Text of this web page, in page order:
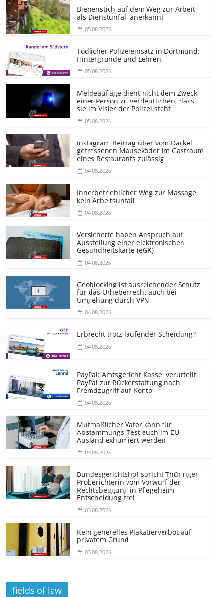
Bienenstich auf dem Weg zur Arbeit
als Dienstunfall anerkannt
05.08.2026
Tödlicher Polizeieinsatz in Dortmund:
Hintergründe und Lehren
05.08.2026
Meldeauflage dient nicht dem Zweck
einer Person zu verdeutlichen, dass
sie im Visier der Polizei steht
05.08.2026
Instagram-Beitrag über vom Dackel
gefressenen Mäuseköder im Gastraum
eines Restaurants zulässig
04.08.2026
Innerbetrieblicher Weg zur Massage
kein Arbeitsunfall
04.08.2026
Versicherte haben Anspruch auf
Ausstellung einer elektronischen
Gesundheitskarte (eGK)
04.08.2026
Geoblocking ist ausreichender Schutz
für das Urheberrecht auch bei
Umgehung durch VPN
04.08.2026
Erbrecht trotz laufender Scheidung?
04.08.2026
PayPal: Amtsgericht Kassel verurteilt
PayPal zur Rückerstattung nach
Fremdzugriff auf Konto
04.08.2026
Mutmaßlicher Vater kann für
Abstammungs-Test auch im EU-
Ausland exhumiert werden
03.08.2026
Bundesgerichtshof spricht Thüringer
Proberichterin vom Vorwurf der
Rechtsbeugung in Pflegeheim-
Entscheidung frei
03.08.2026
Kein generelles Plakatierverbot auf
privatem Grund
03.08.2026
fields of law